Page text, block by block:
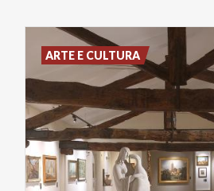
ARTE E CULTURA